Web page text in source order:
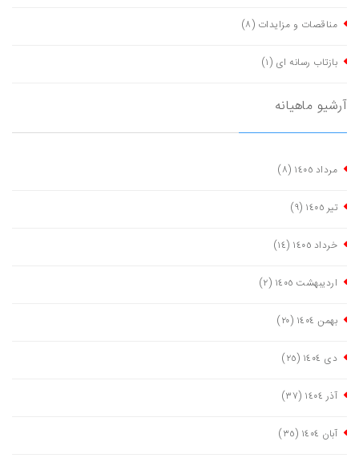
مناقصات و مزایدات (٨)
بازتاب رسانه ای (١)
آرشیو ماهیانه
مرداد ١٤٠٥ (٨)
تیر ١٤٠٥ (٩)
خرداد ١٤٠٥ (١٤)
اردیبهشت ١٤٠٥ (٢)
بهمن ١٤٠٤ (٢٠)
دی ١٤٠٤ (٢٥)
آذر ١٤٠٤ (٣٧)
آبان ١٤٠٤ (٣٥)